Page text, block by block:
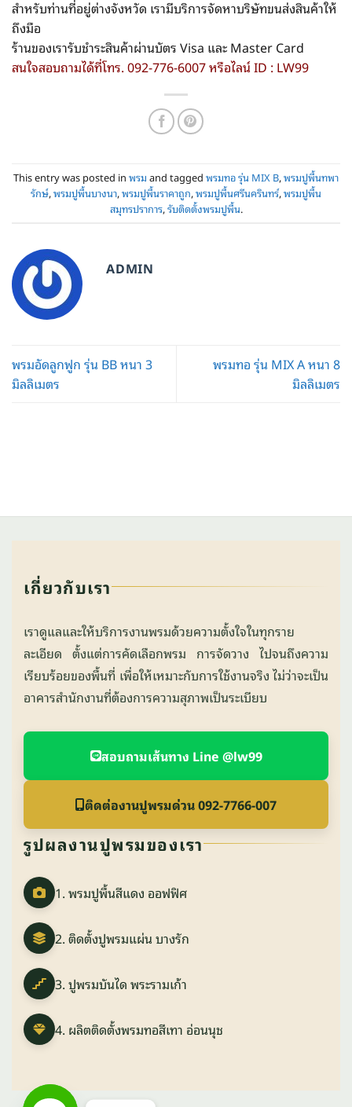
สำหรับท่านที่อยู่ต่างจังหวัด เรามีบริการจัดหาบริษัทขนส่งสินค้าให้
ถึงมือ
ร้านของเรารับชำระสินค้าผ่านบัตร Visa และ Master Card
สนใจสอบถามได้ที่โทร. 092-776-6007 หรือไลน์ ID : LW99
This entry was posted in พรม and tagged พรมทอ รุ่น MIX B,พรมปูพื้นทพา
รักษ์,พรมปูพื้นบางนา,พรมปูพื้นราคาถูก,พรมปูพื้นศรีนครินทร์,พรมปูพื้น
สมุทรปราการ,รับติดตั้งพรมปูพื้น.
ADMIN
พรมอัดลูกฟูก รุ่น BB หนา 3
มิลลิเมตร
พรมทอ รุ่น MIX A หนา 8
มิลลิเมตร
เกี่ยวกับเรา
เราดูแลและให้บริการงานพรมด้วยความตั้งใจในทุกราย
ละเอียด ตั้งแต่การคัดเลือกพรม การจัดวาง ไปจนถึงความ
เรียบร้อยของพื้นที่ เพื่อให้เหมาะกับการใช้งานจริง ไม่ว่าจะเป็น
อาคารสำนักงานที่ต้องการความสุภาพเป็นระเบียบ
สอบถามเส้นทาง Line @lw99
ติดต่องานปูพรมด่วน 092-7766-007
รูปผลงานปูพรมของเรา
1. พรมปูพื้นสีแดง ออฟฟิศ
2. ติดตั้งปูพรมแผ่น บางรัก
3. ปูพรมบันได พระรามเก้า
4. ผลิตติดตั้งพรมทอสีเทา อ่อนนุช